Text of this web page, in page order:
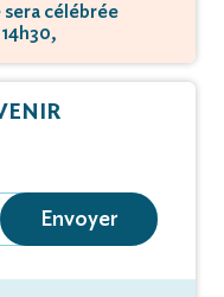
sera célébrée
Envoyer